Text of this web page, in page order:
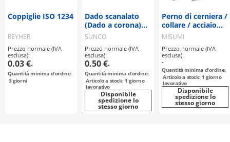
Coppiglie ISO 1234
REYHER
Prezzo normale (IVA
esclusa):
0.03 €-
Quantità minima d'ordine:
3giorni
Dado scanalato
(Dado a corona)
Profilo Alto,
SUNCO
Prezzo normale (IVA
esclusa):
0.50 €-
Quantità minima d'ordine:
Articolo a stock: 1 giorno
lavorativo
Disponibile
spedizione lo
stesso giorno
Perno di cerniera /
collare / acciaio
inox, acciaio / foro
spaccato / incl.
perno spaccato
MISUMI
Prezzo normale (IVA
esclusa):
-
Quantità minima d'ordine:
Articolo a stock: 1 giorno
lavorativo
Disponibile
spedizione lo
stesso giorno